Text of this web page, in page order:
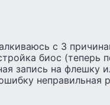
с 3
биос (теперь
запись на флешку
неправильная